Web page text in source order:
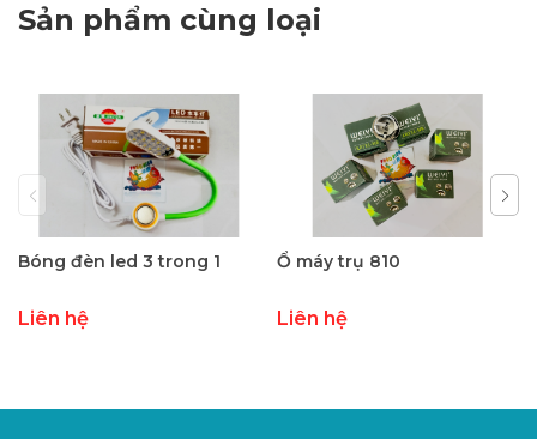
Sản phẩm cùng loại
Bóng đèn led 3 trong 1
Liên hệ
Ổ máy trụ 810
Liên hệ